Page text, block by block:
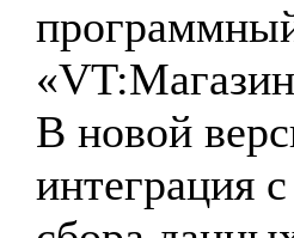
В новой
интеграция